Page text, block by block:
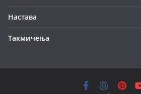
Настава
Такмичења